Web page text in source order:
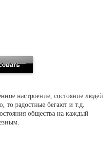
настроение, состояние людей
то радостные бегают и т.д.
общества на каждый